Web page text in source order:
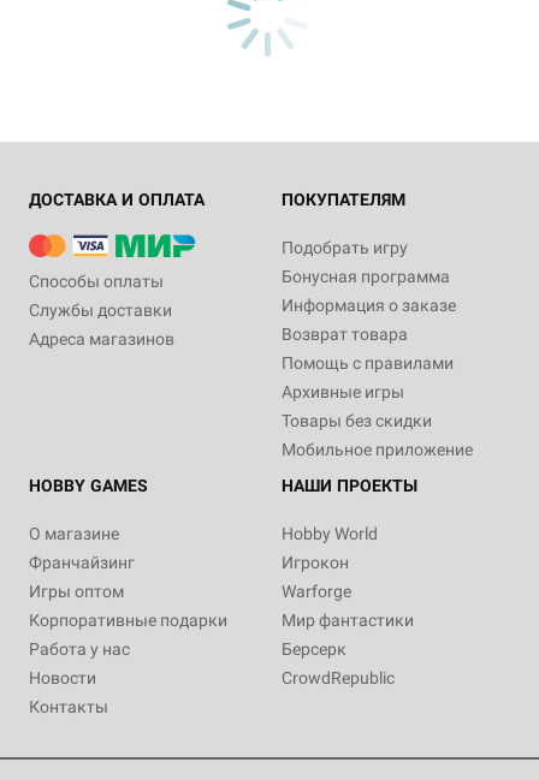
ДОСТАВКА И ОПЛАТА
Способы оплаты
Службы доставки
Адреса магазинов
ПОКУПАТЕЛЯМ
Подобрать игру
Бонусная программа
Информация о заказе
Возврат товара
Помощь с правилами
Архивные игры
Товары без скидки
Мобильное приложение
HOBBY GAMES
О магазине
Франчайзинг
Игры оптом
Корпоративные подарки
Работа у нас
Новости
Контакты
НАШИ ПРОЕКТЫ
Hobby World
Игрокон
Warforge
Мир фантастики
Берсерк
CrowdRepublic